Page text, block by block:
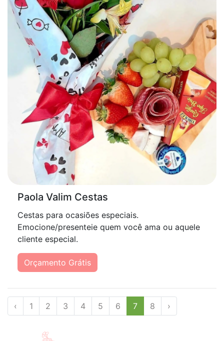
Paola Valim Cestas
Cestas para ocasiões especiais.
Emocione/presenteie quem você ama ou aquele
cliente especial.
Orçamento Grátis
‹ 1 2 3 4 5 6 7 8 ›